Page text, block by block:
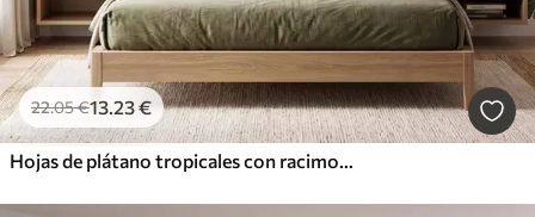
22.05€13 .23€